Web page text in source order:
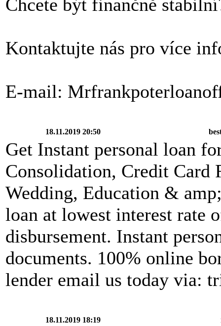
Chcete být finančně
Kontaktujte nás pro více
E-mail:
18.11.2019 20:50
Get Instant personal loan
Consolidation, Credit Card
Wedding, Education &
loan at lowest interest rate
disbursement. Instant
documents. 100% online
lender email us today via:
18.11.2019 18:19